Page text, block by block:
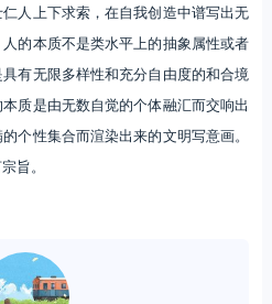
人上下求索，在自我创造中谱写出无
的本质不是类水平上的抽象属性或者
有无限多样性和充分自由度的和合境
质是由无数自觉的个体融汇而交响出
个性集合而渲染出来的文明写意画。
旨。